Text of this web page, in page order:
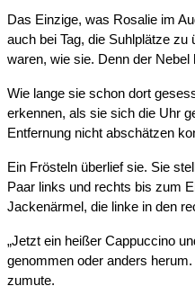
Das Einzige, was Rosalie im
auch bei Tag, die Suhlplätze
waren, wie sie. Denn der
Wie lange sie schon dort
erkennen, als sie sich die Uhr
Entfernung nicht abschätzen
Ein Frösteln überlief sie. Sie
Paar links und rechts bis zum
Jackenärmel, die linke in den
„Jetzt ein heißer Cappuccino
genommen oder anders
zumute.